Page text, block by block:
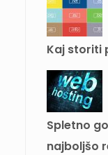
Kaj storiti
Spletno
najboljšo